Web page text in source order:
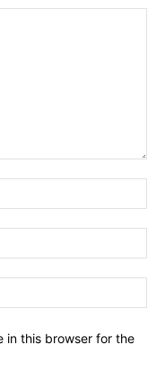
in this browser for the